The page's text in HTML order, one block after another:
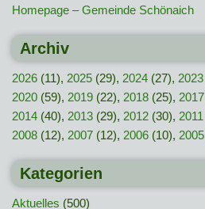
Homepage – Gemeinde Schönaich
Archiv
2026 (11), 2025 (29), 2024 (27), 2023
2020 (59), 2019 (22), 2018 (25), 2017
2014 (40), 2013 (29), 2012 (30), 2011
2008 (12), 2007 (12), 2006 (10), 2005
Kategorien
Aktuelles (500)